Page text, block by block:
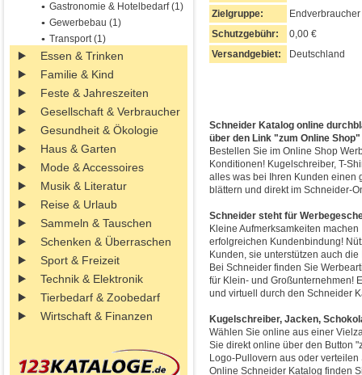
Gastronomie & Hotelbedarf (1)
Gewerbebau (1)
Transport (1)
Essen & Trinken
Familie & Kind
Feste & Jahreszeiten
Gesellschaft & Verbraucher
Gesundheit & Ökologie
Haus & Garten
Mode & Accessoires
Musik & Literatur
Reise & Urlaub
Sammeln & Tauschen
Schenken & Überraschen
Sport & Freizeit
Technik & Elektronik
Tierbedarf & Zoobedarf
Wirtschaft & Finanzen
Zielgruppe:
Endverbraucher
Schutzgebühr:
0,00 €
Versandgebiet:
Deutschland
Schneider Katalog online
über den Link "zum Online
Bestellen Sie im Online Shop
Konditionen! Kugelschreiber, T-
alles was bei Ihren Kunden einen
blättern und direkt im Schneider-
Schneider steht für
Kleine Aufmerksamkeiten
erfolgreichen Kundenbindung!
Kunden, sie unterstützen auch
Bei Schneider finden Sie
für Klein- und Großunternehmen!
und virtuell durch den Schneider
Kugelschreiber, Jacken,
Wählen Sie online aus einer
Sie direkt online über den Button
Logo-Pullovern aus oder
Online Schneider Katalog finden